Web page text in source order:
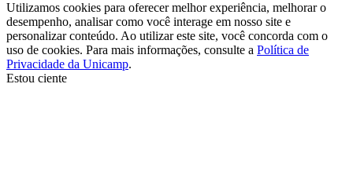
Utilizamos cookies para oferecer melhor experiência, melhorar o
desempenho, analisar como você interage em nosso site e
personalizar conteúdo. Ao utilizar este site, você concorda com o
uso de cookies. Para mais informações, consulte a Política de
Privacidade da Unicamp.
Estou ciente